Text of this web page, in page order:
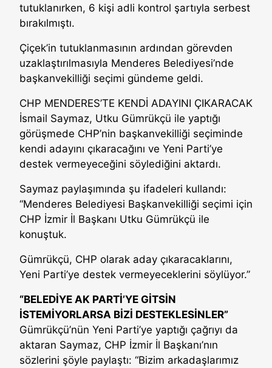
tutuklanırken, 6 kişi adli kontrol şartıyla serbest
bırakılmıştı.
Çiçek’in tutuklanmasının ardından görevden
uzaklaştırılmasıyla Menderes Belediyesi’nde
başkanvekilliği seçimi gündeme geldi.
CHP MENDERES’TE KENDİ ADAYINI ÇIKARACAK
İsmail Saymaz, Utku Gümrükçü ile yaptığı
görüşmede CHP’nin başkanvekilliği seçiminde
kendi adayını çıkaracağını ve Yeni Parti’ye
destek vermeyeceğini söylediğini aktardı.
Saymaz paylaşımında şu ifadeleri kullandı:
“Menderes Belediyesi Başkanvekilliği seçimi için
CHP İzmir İl Başkanı Utku Gümrükçü ile
konuştuk.
Gümrükçü, CHP olarak aday çıkaracaklarını,
Yeni Parti’ye destek vermeyeceklerini söylüyor.”
“BELEDİYE AK PARTİ’YE GİTSİN
İSTEMİYORLARSA BİZİ DESTEKLESİNLER”
Gümrükçü’nün Yeni Parti’ye yaptığı çağrıyı da
aktaran Saymaz, CHP İzmir İl Başkanı’nın
sözlerini şöyle paylaştı: “Bizim arkadaşlarımız